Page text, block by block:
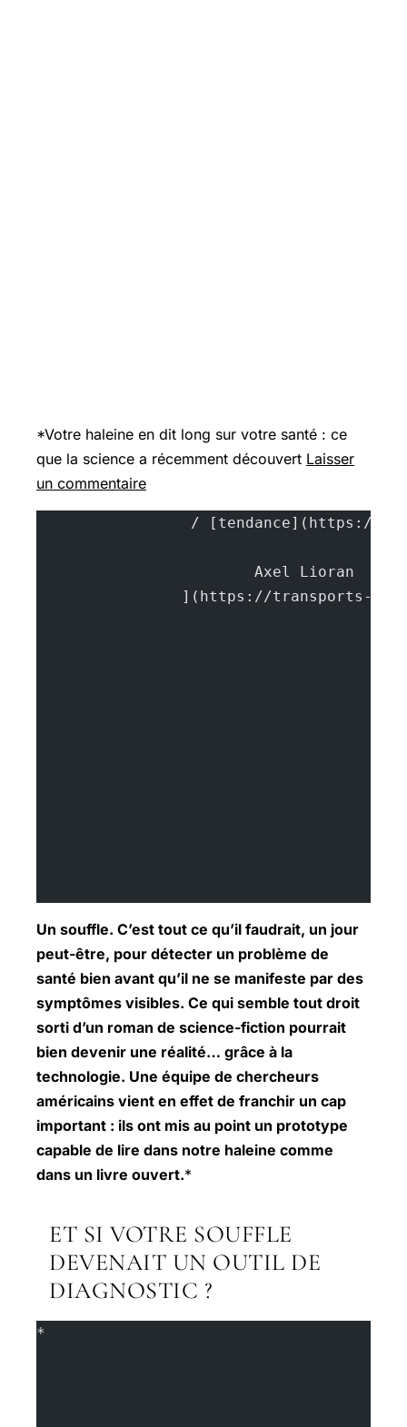
*Votre haleine en dit long sur votre santé : ce
que la science a récemment découvert Laisser
un commentaire
](https://transports-
Un souffle. C’est tout ce qu’il faudrait, un jour
peut-être, pour détecter un problème de
santé bien avant qu’il ne se manifeste par des
symptômes visibles. Ce qui semble tout droit
sorti d’un roman de science-fiction pourrait
bien devenir une réalité… grâce à la
technologie. Une équipe de chercheurs
américains vient en effet de franchir un cap
important : ils ont mis au point un prototype
capable de lire dans notre haleine comme
dans un livre ouvert.*
ET SI VOTRE SOUFFLE
DEVENAIT UN OUTIL DE
DIAGNOSTIC ?
*